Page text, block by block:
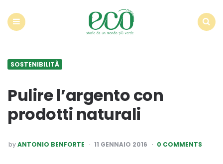
SOSTENIBILITÀ
Pulire l’argento con
prodotti naturali
POSTED
BY
byANTONIO BENFORTE 11 GENNAIO 2016 0 COMMENTS